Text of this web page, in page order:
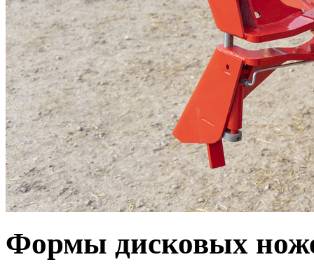
Формы дисковых